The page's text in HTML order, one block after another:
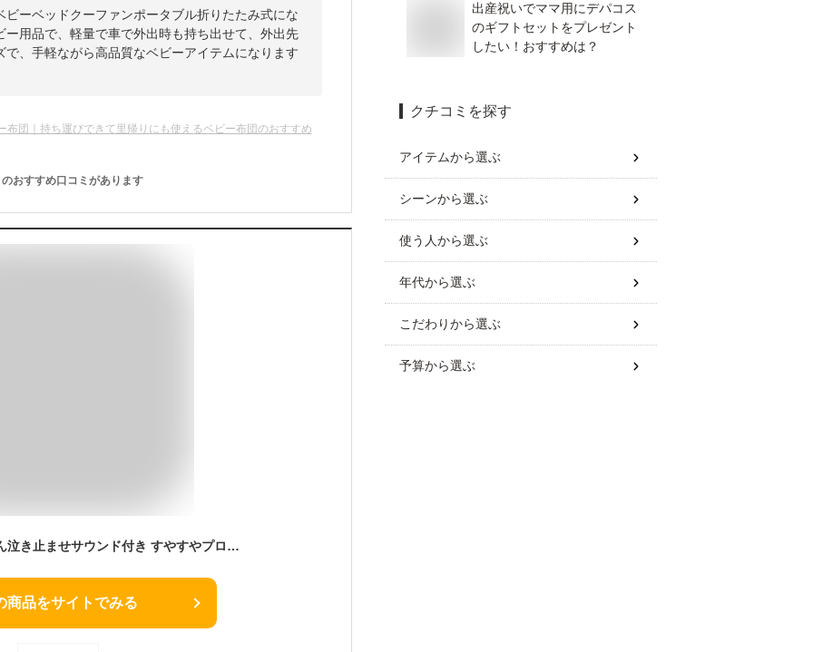
ーベッドクーファンポータブル折りたたみ式にな
用品で、軽量で車で外出時も持ち出せて、外出先
、手軽ながら高品質なベビーアイテムになります
布団｜持ち運びできて里帰りにも使えるベビー布団のおすすめ
のおすすめ口コミがあります
アンパンマン 赤ちゃん泣き止ませサウンド付き すやすやプロジェクション付きメリー アガツマ ベッドメリー 出産祝い
商品をサイトでみる
出産祝いでママ用にデパコス
のギフトセットをプレゼント
したい！おすすめは？
クチコミを探す
アイテムから選ぶ
シーンから選ぶ
使う人から選ぶ
年代から選ぶ
こだわりから選ぶ
予算から選ぶ